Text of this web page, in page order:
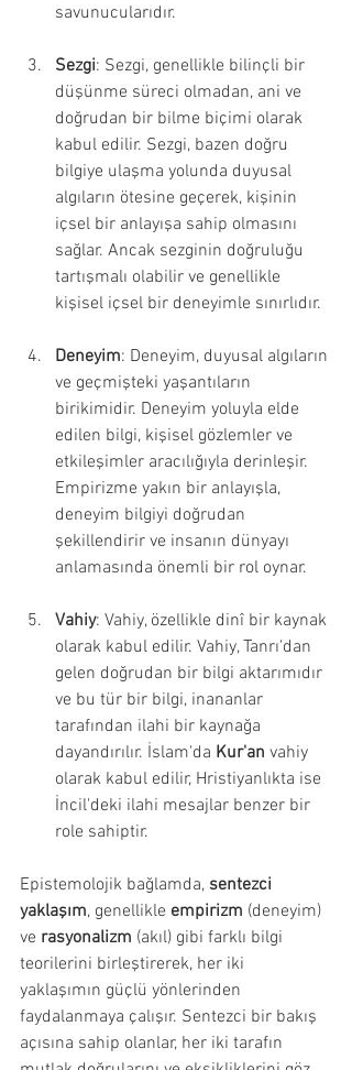
savunucularıdır.
Sezgi: Sezgi, genellikle bilinçli bir
düşünme süreci olmadan, ani ve
doğrudan bir bilme biçimi olarak
kabul edilir. Sezgi, bazen doğru
bilgiye ulaşma yolunda duyusal
algıların ötesine geçerek, kişinin
içsel bir anlayışa sahip olmasını
sağlar. Ancak sezginin doğruluğu
tartışmalı olabilir ve genellikle
kişisel içsel bir deneyimle sınırlıdır.
Deneyim: Deneyim, duyusal algıların
ve geçmişteki yaşantıların
birikimidir. Deneyim yoluyla elde
edilen bilgi, kişisel gözlemler ve
etkileşimler aracılığıyla derinleşir.
Empirizme yakın bir anlayışla,
deneyim bilgiyi doğrudan
şekillendirir ve insanın dünyayı
anlamasında önemli bir rol oynar.
Vahiy: Vahiy, özellikle dinî bir kaynak
olarak kabul edilir. Vahiy, Tanrı'dan
gelen doğrudan bir bilgi aktarımıdır
ve bu tür bir bilgi, inananlar
tarafından ilahi bir kaynağa
dayandırılır. İslam'da Kur'an vahiy
olarak kabul edilir, Hristiyanlıkta ise
İncil'deki ilahi mesajlar benzer bir
role sahiptir.
Epistemolojik bağlamda, sentezci
yaklaşım, genellikle empirizm (deneyim)
ve rasyonalizm (akıl) gibi farklı bilgi
teorilerini birleştirerek, her iki
yaklaşımın güçlü yönlerinden
faydalanmaya çalışır. Sentezci bir bakış
açısına sahip olanlar, her iki tarafın